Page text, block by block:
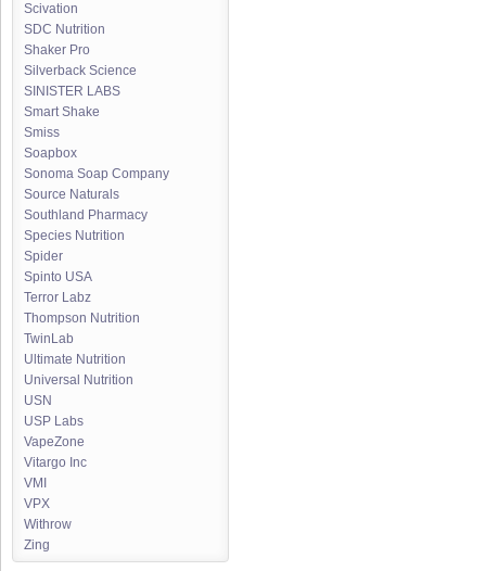
Scivation
SDC Nutrition
Shaker Pro
Silverback Science
SINISTER LABS
Smart Shake
Smiss
Soapbox
Sonoma Soap Company
Source Naturals
Southland Pharmacy
Species Nutrition
Spider
Spinto USA
Terror Labz
Thompson Nutrition
TwinLab
Ultimate Nutrition
Universal Nutrition
USN
USP Labs
VapeZone
Vitargo Inc
VMI
VPX
Withrow
Zing